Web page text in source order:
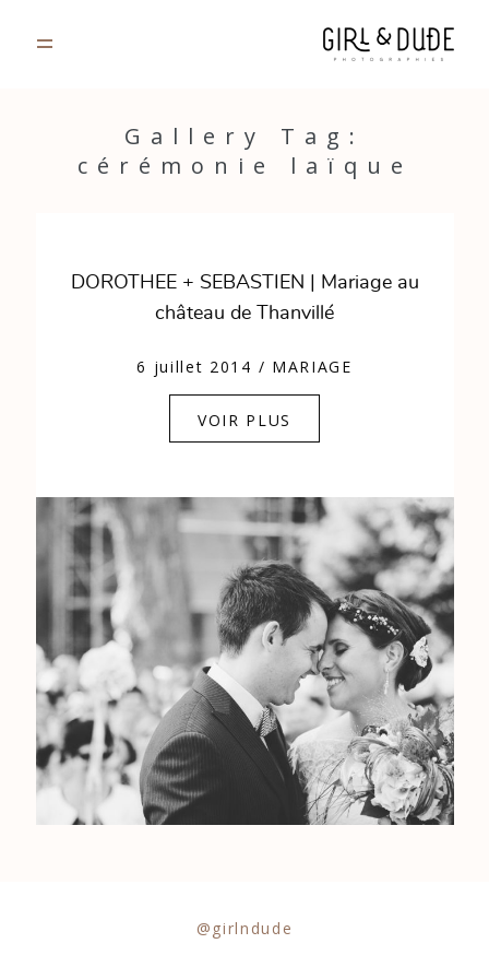
Gallery Tag:
cérémonie laïque
DOROTHEE + SEBASTIEN | Mariage au
château de Thanvillé
6 juillet 2014 / MARIAGE
VOIR PLUS
JOURNAL
CONTACT
GALERIES PRIVÉES
@girlndude